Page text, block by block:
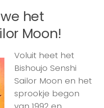
het
Moon!
Voluit heet het
Bishoujo Senshi
Sailor Moon en het
sprookje begon